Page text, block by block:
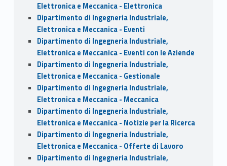
Elettronica e Meccanica - Elettronica
Dipartimento di Ingegneria Industriale,
Elettronica e Meccanica - Eventi
Dipartimento di Ingegneria Industriale,
Elettronica e Meccanica - Eventi con le Aziende
Dipartimento di Ingegneria Industriale,
Elettronica e Meccanica - Gestionale
Dipartimento di Ingegneria Industriale,
Elettronica e Meccanica - Meccanica
Dipartimento di Ingegneria Industriale,
Elettronica e Meccanica - Notizie per la Ricerca
Dipartimento di Ingegneria Industriale,
Elettronica e Meccanica - Offerte di Lavoro
Dipartimento di Ingegneria Industriale,